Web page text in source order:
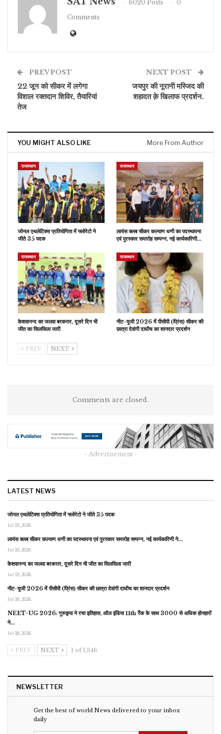
6020 Posts
0
Comments
PREV POST
22 जून को सीकर में लगेगा
विशाल रक्तदान शिविर, तैयारियां
तेज
NEXT POST
जयपुर की नूरानी मस्जिद की
शहादत क़े खिलाफ प्रदर्शन.
YOU MIGHT ALSO LIKE More From Author
राजस्थान
जोनल एथलेटिक्स प्रतियोगिता में फ्लोरेटो ने
जीते 35 पदक
राजस्थान
लायंस क्लब सीकर कल्याण धणी का पदस्थापना
एवं पुरस्कार समारोह सम्पन्न, नई कार्यकारिणी…
राजस्थान
केशवानन्द का जलवा बरकरार, दूसरे दिन भी
जीत का सिलसिला जारी
राजस्थान
नीट-यूजी 2026 में पीसीपी (प्रिंस) सीकर की
छात्रा देवांगी दाधीच का शानदार प्रदर्शन
PREV NEXT
Comments are closed.
- Advertisement -
LATEST NEWS
जोनल एथलेटिक्स प्रतियोगिता में फ्लोरेटो ने जीते 35 पदक
Jul 19, 2026
लायंस क्लब सीकर कल्याण धणी का पदस्थापना एवं पुरस्कार समारोह सम्पन्न, नई कार्यकारिणी ने…
Jul 19, 2026
केशवानन्द का जलवा बरकरार, दूसरे दिन भी जीत का सिलसिला जारी
Jul 19, 2026
नीट-यूजी 2026 में पीसीपी (प्रिंस) सीकर की छात्रा देवांगी दाधीच का शानदार प्रदर्शन
Jul 18, 2026
NEET-UG 2026: गुरुकृपा ने रचा इतिहास, ऑल इंडिया 11th रैंक के साथ 3000 से अधिक होनहारों
ने…
Jul 18, 2026
PREV NEXT 1 of 1,346
NEWSLETTER
Get the best of world News delivered to your inbox
daily